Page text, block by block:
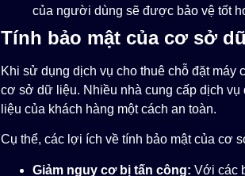
của người dùng sẽ được bảo vệ tốt
Tính bảo mật của cơ sở
Khi sử dụng dịch vụ cho thuê chỗ đặt
cơ sở dữ liệu. Nhiều nhà cung cấp dịch
liệu của khách hàng một cách an toàn.
Cụ thể, các lợi ích về tính bảo mật của cơ
Giảm nguy cơ bị tấn công: Với các